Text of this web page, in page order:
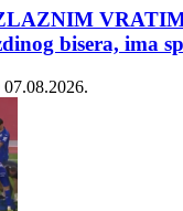
bisera, ima
07.08.2026.